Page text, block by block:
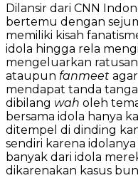
Dilansir dari CNN
bertemu dengan
memiliki kisah
idola hingga rela
mengeluarkan
ataupun fanmeet
mendapat tanda
dibilang wah oleh
bersama idola hanya
ditempel di dinding
sendiri karena
banyak dari idola
dikarenakan kasus